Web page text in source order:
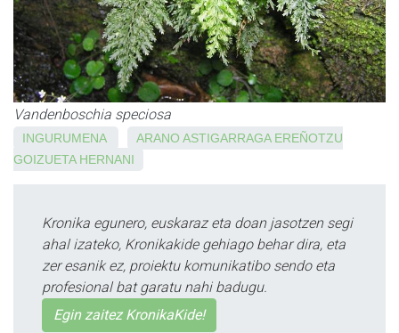
Vandenboschia speciosa
INGURUMENA ARANO ASTIGARRAGA EREÑOTZU
GOIZUETA HERNANI
Kronika egunero, euskaraz eta doan jasotzen segi
ahal izateko, Kronikakide gehiago behar dira, eta
zer esanik ez, proiektu komunikatibo sendo eta
profesional bat garatu nahi badugu.
Egin zaitez KronikaKide!